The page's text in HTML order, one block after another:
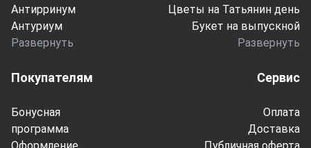
Покупателям
Бонусная
программа
Сервис
Оплата
Доставка
Антирринум
Антуриум
Развернуть
Цветы на Татьянин день
Букет на выпускной
Развернуть